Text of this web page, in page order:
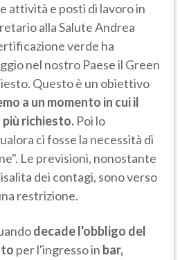
attività e posti di lavoro in
alla Salute Andrea
verde ha
nel nostro Paese il Green
Questo è un obiettivo
a un momento in cui il
più richiesto. Poi lo
ci fosse la necessità di
Le previsioni, nonostante
dei contagi, sono verso
restrizione.
decade l'obbligo del
per l'ingresso in bar,